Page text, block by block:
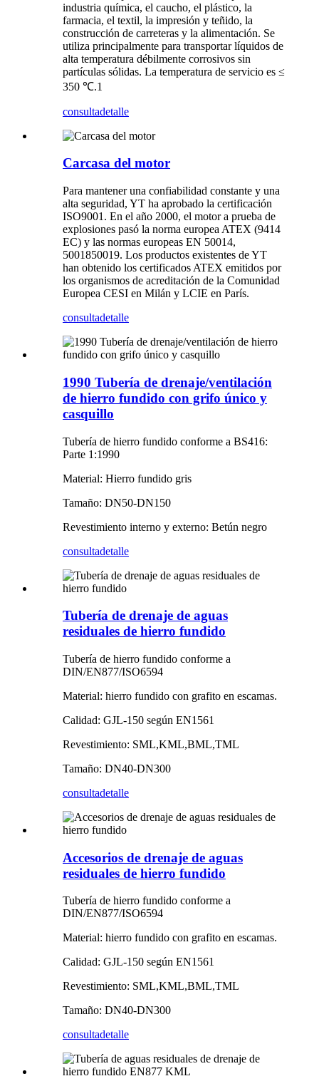
industria química, el caucho, el plástico, la
farmacia, el textil, la impresión y teñido, la
construcción de carreteras y la alimentación. Se
utiliza principalmente para transportar líquidos de
alta temperatura débilmente corrosivos sin
partículas sólidas. La temperatura de servicio es ≤
350 ℃.1
consultadetalle
Carcasa del motor
Para mantener una confiabilidad constante y una
alta seguridad, YT ha aprobado la certificación
ISO9001. En el año 2000, el motor a prueba de
explosiones pasó la norma europea ATEX (9414
EC) y las normas europeas EN 50014,
5001850019. Los productos existentes de YT
han obtenido los certificados ATEX emitidos por
los organismos de acreditación de la Comunidad
Europea CESI en Milán y LCIE en París.
consultadetalle
1990 Tubería de drenaje/ventilación
de hierro fundido con grifo único y
casquillo
Tubería de hierro fundido conforme a BS416:
Parte 1:1990
Material: Hierro fundido gris
Tamaño: DN50-DN150
Revestimiento interno y externo: Betún negro
consultadetalle
Tubería de drenaje de aguas
residuales de hierro fundido
Tubería de hierro fundido conforme a
DIN/EN877/ISO6594
Material: hierro fundido con grafito en escamas.
Calidad: GJL-150 según EN1561
Revestimiento: SML,KML,BML,TML
Tamaño: DN40-DN300
consultadetalle
Accesorios de drenaje de aguas
residuales de hierro fundido
Tubería de hierro fundido conforme a
DIN/EN877/ISO6594
Material: hierro fundido con grafito en escamas.
Calidad: GJL-150 según EN1561
Revestimiento: SML,KML,BML,TML
Tamaño: DN40-DN300
consultadetalle